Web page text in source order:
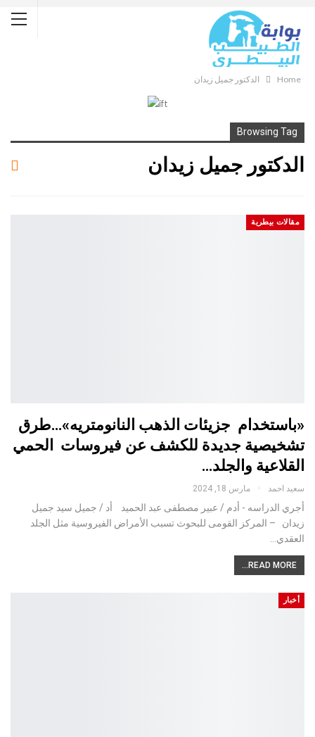
Home الدكتور جميل زيدان
Browsing Tag
الدكتور جميل زيدان
مقالات بيطرية
«باستخدام جزيئات الذهب النانومتريه»…طرق
تشخيصية جديدة للكشف عن فيروسات الحمي
القلاعية والجلد…
سعيد احمد مارس 18, 2024
أجري الدراسه - أدم / عبير مصطفى عبد الحميد أد / جميل سيد جميل
زيدان – المركز القومى للبحوث تسبب الأمراض الفيروسية مثل الجلد
العقدي…
READ MORE...
أخبار